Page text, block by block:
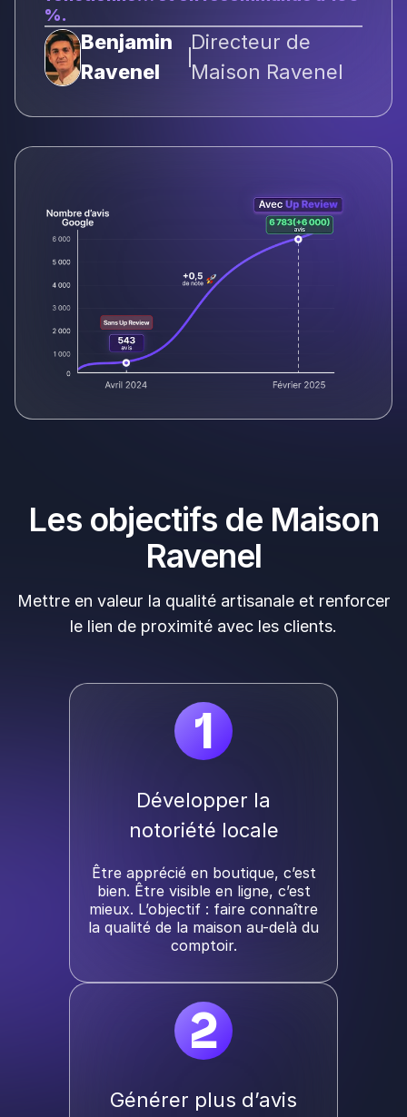
%.
Benjamin
Ravenel
Directeur de
Maison Ravenel
Les objectifs de Maison
Ravenel
Mettre en valeur la qualité artisanale et renforcer
le lien de proximité avec les clients.
1
Développer la
notoriété locale
Être apprécié en boutique, c’est
bien. Être visible en ligne, c’est
mieux. L’objectif : faire connaître
la qualité de la maison au-delà du
comptoir.
2
Générer plus d’avis